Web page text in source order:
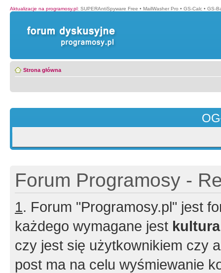
Aktualizacje na programosy.pl: SUPERAntiSpyware Free • MailWasher Pro • GS-Calc • GS-
Strona główna
Forum Programosy -
1. Forum "Programosy.pl" jest
każdego wymagane jest
czy jest się użytkownikiem czy
post ma na celu wyśmiewanie